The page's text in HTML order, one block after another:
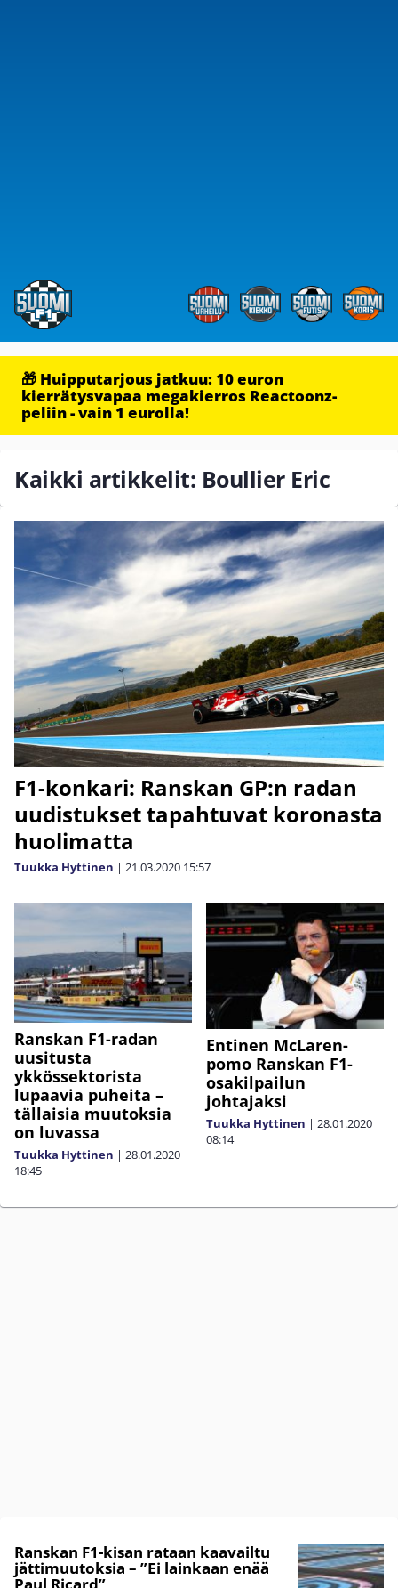
🎁 Huipputarjous jatkuu: 10 euron
kierrätysvapaa megakierros Reactoonz-
peliin - vain 1 eurolla!
Kaikki artikkelit: Boullier Eric
F1-konkari: Ranskan GP:n radan
uudistukset tapahtuvat koronasta
huolimatta
Tuukka Hyttinen | 21.03.2020 15:57
Ranskan F1-radan
uusitusta
ykkössektorista
lupaavia puheita –
tällaisia muutoksia
on luvassa
Tuukka Hyttinen | 28.01.2020
18:45
Entinen McLaren-
pomo Ranskan F1-
osakilpailun
johtajaksi
Tuukka Hyttinen | 28.01.2020
08:14
Ranskan F1-kisan rataan kaavailtu
jättimuutoksia – ”Ei lainkaan enää